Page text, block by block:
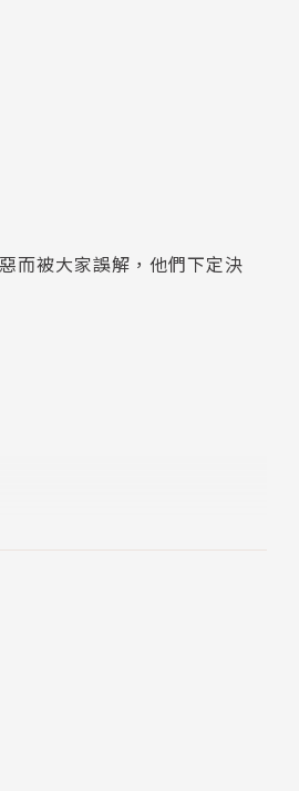
而被大家誤解，他們下定決
有一區雷射光線感應的警報